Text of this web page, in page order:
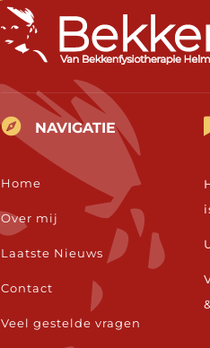
 NAVIGATIE
Home
Over mij
Laatste Nieuws
Contact
Veel gestelde vragen